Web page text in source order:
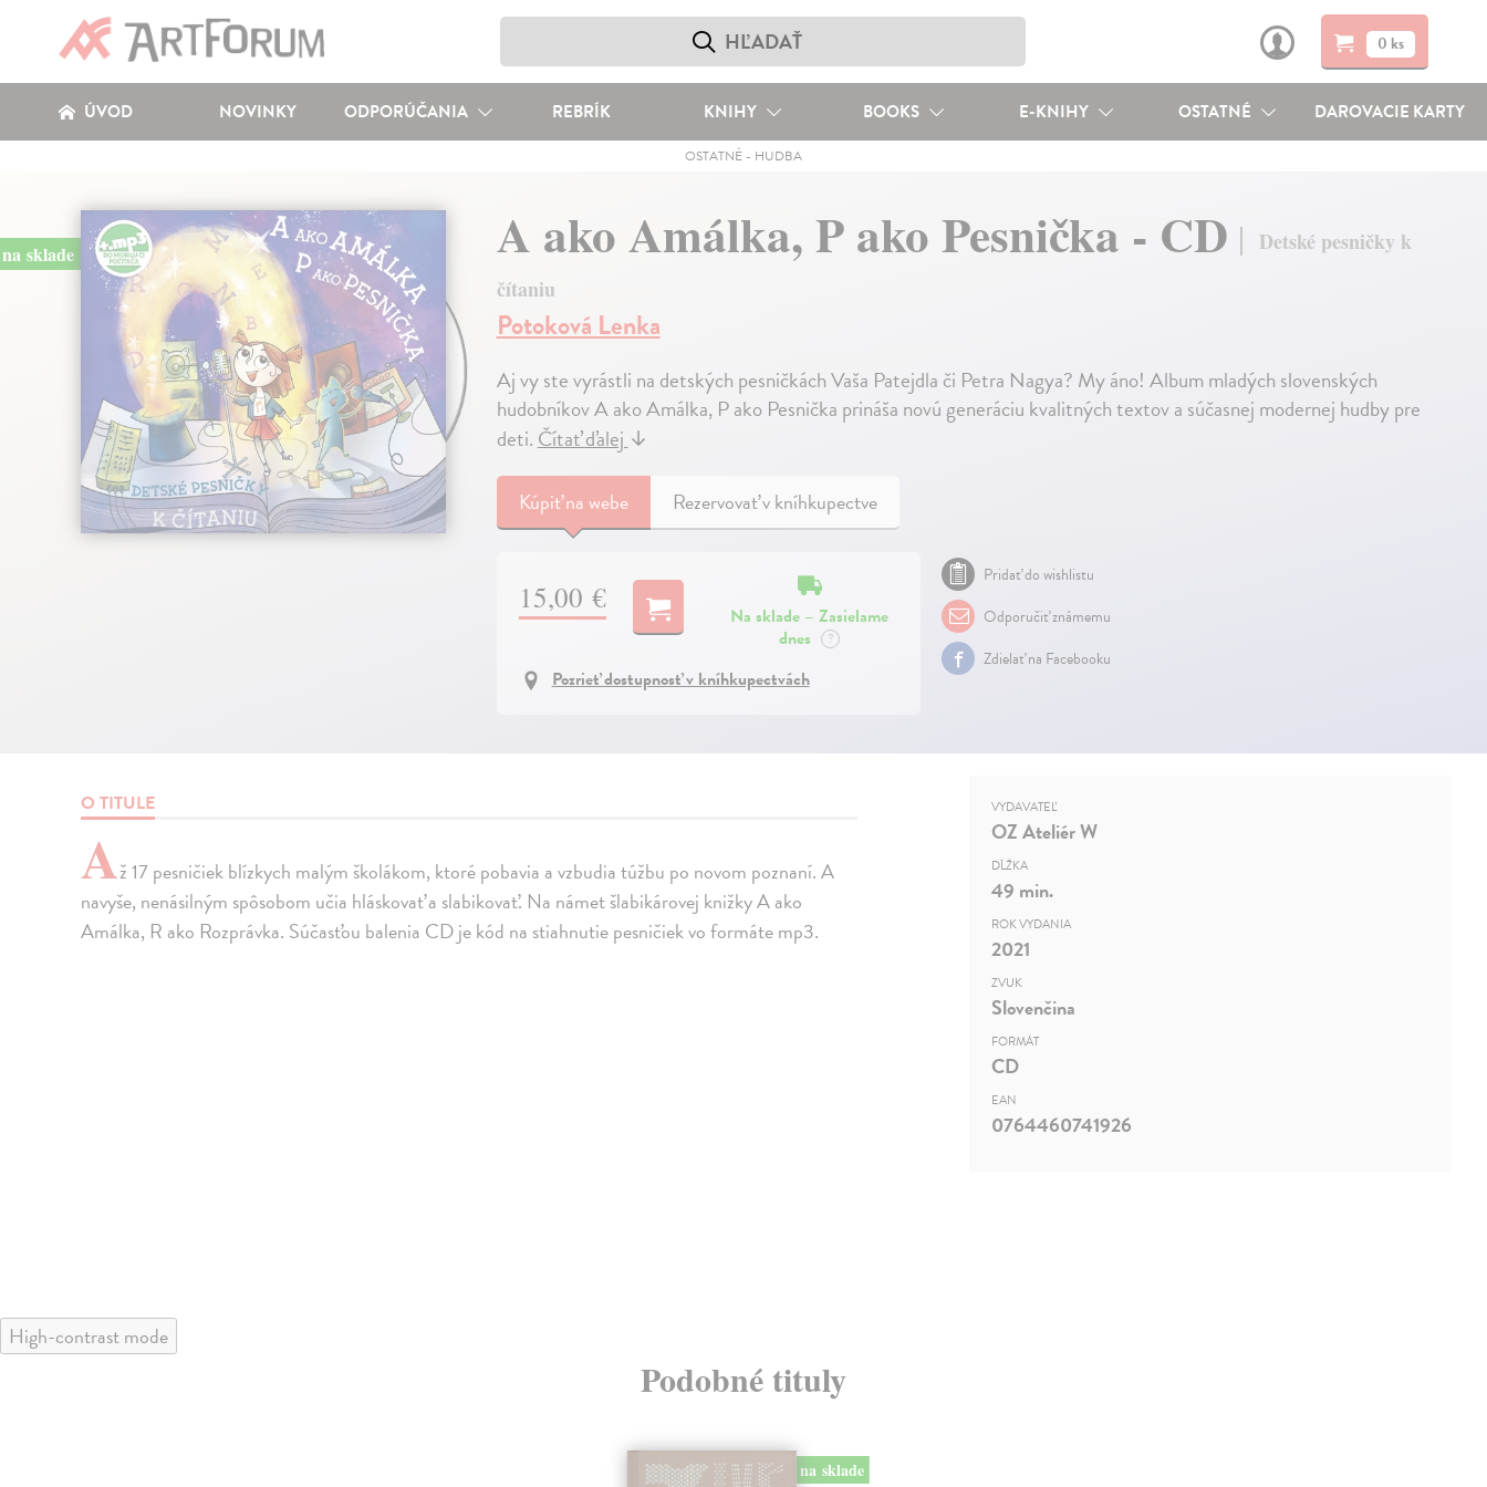
0 ks
ÚVOD NOVINKY ODPORÚČANIA REBRÍK KNIHY BOOKS E-KNIHY OSTATNÉ DAROVACIE KARTY
OSTATNÉ- HUDBA
na sklade A ako Amálka, P ako Pesnička - CD
Detské pesničky k
čítaniu
Potoková Lenka
Aj vy ste vyrástli na detských pesničkách Vaša Patejdla či Petra Nagya? My áno! Album mladých slovenských
hudobníkov A ako Amálka, P ako Pesnička prináša novú generáciu kvalitných textov a súčasnej modernej hudby pre
deti.Čítať ďalej↓
Kúpiťna webe Rezervovať v kníhkupectve
15,00 €
Na sklade – Zasielame
dnes
?
Pozrieť dostupnosť v kníhkupectvách
Pridať do wishlistu
Odporučiť známemu
Zdielať na Facebooku
O TITULE
Až 17 pesničiek blízkych malým školákom, ktoré pobavia a vzbudia túžbu po novom poznaní. A
navyše, nenásilným spôsobom učia hláskovať a slabikovať. Na námet šlabikárovej knižky A ako
Amálka, R ako Rozprávka. Súčasťou balenia CD je kód na stiahnutie pesničiek vo formáte mp3.
VYDAVATEĽ
OZ Ateliér W
DĹŽKA
49 min.
ROK VYDANIA
2021
ZVUK
Slovenčina
FORMÁT
CD
EAN
0764460741926
High-contrast mode
Podobné tituly
na sklade